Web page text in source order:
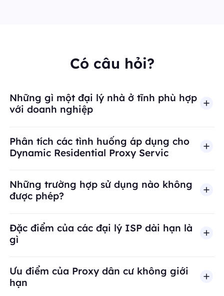
Có câu hỏi?
Những gì một đại lý nhà ở tĩnh phù hợp
với doanh nghiệp
Phân tích các tình huống áp dụng cho
Dynamic Residential Proxy Servic
Những trường hợp sử dụng nào không
được phép?
BestProxy không hỗ trợ gian lận, spam, tương
Đặc điểm của các đại lý ISP dài hạn là
gì
Ưu điểm của Proxy dân cư không giới
hạn